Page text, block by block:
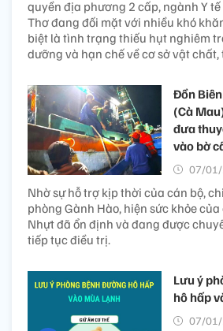
quyền địa phương 2 cấp, ngành Y
Thơ đang đối mặt với nhiều khó
biệt là tình trạng thiếu hụt nghiêm
dưỡng và hạn chế về cơ sở vật
Đồn
(Cà
đưa
vào bờ
07/01/
Nhờ sự hỗ trợ kịp thời của cán bộ,
phòng Gành Hào, hiện sức khỏe
Nhựt đã ổn định và đang được
tiếp tục điều trị.
Lưu ý
hô hấp
07/01/